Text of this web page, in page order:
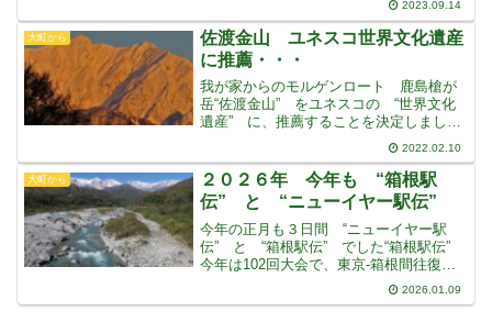
は中国です是非頑張って、30年間輸入を
止めてください中国人が、魚介類を食べ
なくなるのは、日本や世
2023.09.14
大町から
佐渡金山 ユネスコ世界文化遺産
に推薦・・・
我が家からのモルゲンロート 鹿島槍が
岳“佐渡金山” をユネスコの “世界文化
遺産” に、推薦することを決定しました
しかしはじめは、何の根拠もない、韓国
のただの “いちゃもん” に対して、じゃ
あ取り下げますと、岸田総理大臣は見送
っていましたし
2022.02.10
大町から
２０２６年 今年も “箱根駅
伝” と “ニューイヤー駅伝”
今年の正月も３日間 “ニューイヤー駅
伝” と “箱根駅伝” でした“箱根駅伝”
今年は102回大会で、東京-箱根間往復、
217,1㎞10区間で行われました・・・結果
は青山学院の圧勝です・・・往路も復路
2026.01.09